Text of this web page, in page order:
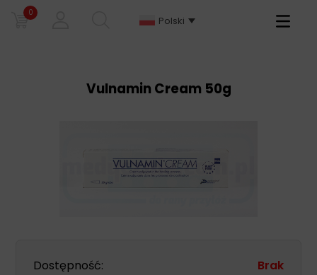
0
Polski
Primary
Vulnamin Cream 50g
Dostępność: Brak